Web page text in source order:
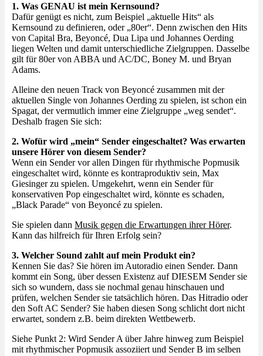
1. Was GENAU ist mein Kernsound?
Dafür genügt es nicht, zum Beispiel „aktuelle Hits“ als
Kernsound zu definieren, oder „80er“. Denn zwischen den Hits
von Capital Bra, Beyoncé, Dua Lipa und Johannes Oerding
liegen Welten und damit unterschiedliche Zielgruppen. Dasselbe
gilt für 80er von ABBA und AC/DC, Boney M. und Bryan
Adams.
Alleine den neuen Track von Beyoncé zusammen mit der
aktuellen Single von Johannes Oerding zu spielen, ist schon ein
Spagat, der vermutlich immer eine Zielgruppe „weg sendet“.
Deshalb fragen Sie sich:
2. Wofür wird „mein“ Sender eingeschaltet? Was erwarten
unsere Hörer von diesem Sender?
Wenn ein Sender vor allen Dingen für rhythmische Popmusik
eingeschaltet wird, könnte es kontraproduktiv sein, Max
Giesinger zu spielen. Umgekehrt, wenn ein Sender für
konservativen Pop eingeschaltet wird, könnte es schaden,
„Black Parade“ von Beyoncé zu spielen.
Sie spielen dann Musik gegen die Erwartungen ihrer Hörer.
Kann das hilfreich für Ihren Erfolg sein?
3. Welcher Sound zahlt auf mein Produkt ein?
Kennen Sie das? Sie hören im Autoradio einen Sender. Dann
kommt ein Song, über dessen Existenz auf DIESEM Sender sie
sich so wundern, dass sie nochmal genau hinschauen und
prüfen, welchen Sender sie tatsächlich hören. Das Hitradio oder
den Soft AC Sender? Sie haben diesen Song schlicht dort nicht
erwartet, sondern z.B. beim direkten Wettbewerb.
Siehe Punkt 2: Wird Sender A über Jahre hinweg zum Beispiel
mit rhythmischer Popmusik assoziiert und Sender B im selben